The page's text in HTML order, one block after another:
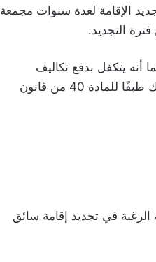
الإقامة لعدة سنوات مجمعة
أنه يتكفل بدفع تكاليف
الاستقدام، وتقع عليه غرامات التأخير عن سداد أيٍ من هذه الرسوم، وذلك طبقًا للمادة 40 من قانون
في تجديد إقامة سائق